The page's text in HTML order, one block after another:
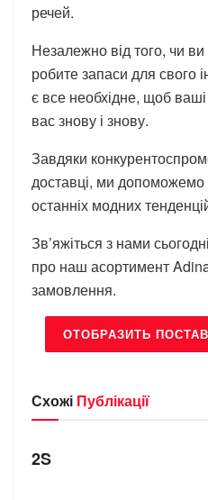
речей.
Незалежно від того, чи ви
робите запаси для свого
є все необхідне, щоб
вас знову і знову.
Завдяки
доставці, ми допоможемо
останніх модних
Зв’яжіться з нами
про наш асортимент
замовлення.
ОТОБРАЗИТЬ
Схожі Публікації
БРЕНДИ
2S